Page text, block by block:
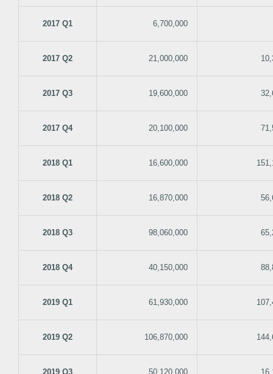
2017 Q1 6,700,000
2017 Q2 21,000,000
2017 Q3 19,600,000
2017 Q4 20,100,000
2018 Q1 16,600,000
2018 Q2 16,870,000
2018 Q3 98,060,000
2018 Q4 40,150,000
2019 Q1 61,930,000
2019 Q2 106,870,000
2019 Q3 50,120,000